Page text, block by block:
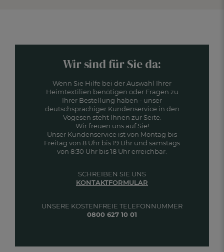
Wir sind für Sie da:
Wenn Sie Hilfe bei der Auswahl Ihrer
Heimtextilien benötigen oder Fragen zu
Ihrer Bestellung haben - unser
deutschsprachiger Kundenservice in den
Vogesen steht Ihnen zur Seite.
Wir freuen uns auf Sie!
Unser Kundenservice ist von Montag bis
Freitag von 8 Uhr bis 19 Uhr und samstags
von 8:30 Uhr bis 18 Uhr erreichbar.
UNSERE KOSTENFREIE TELEFONNUMMER
0800 627 10 01
SCHREIBEN SIE UNS
KONTAKTFORMULAR